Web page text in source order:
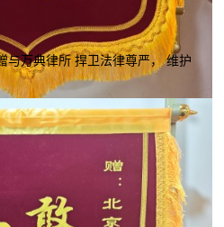
与万典律所 捍卫法律尊严， 维护